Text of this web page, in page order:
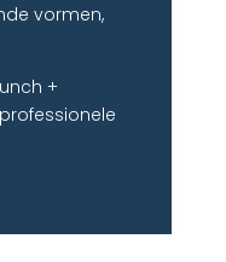
vormen,
+